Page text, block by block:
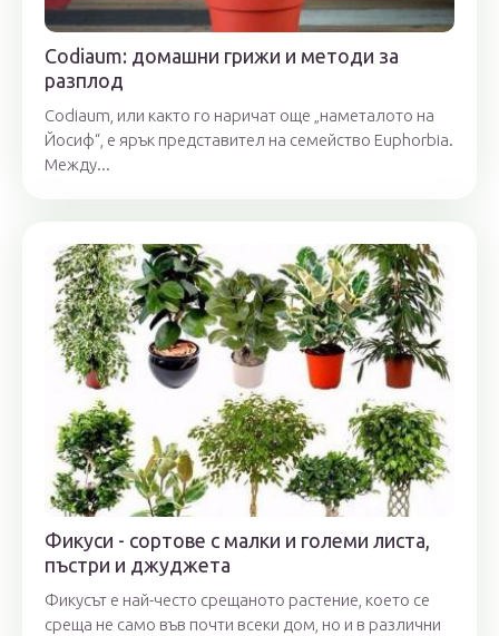
Codiaum: домашни грижи и методи за
разплод
Codiaum, или както го наричат ​​още „наметалото на
Йосиф“, е ярък представител на семейство Euphorbia.
Между...
Фикуси - сортове с малки и големи листа,
пъстри и джуджета
Фикусът е най-често срещаното растение, което се
среща не само във почти всеки дом, но и в различни